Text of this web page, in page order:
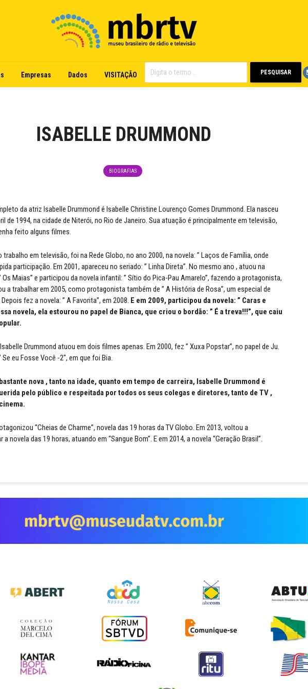
Empresas Dados VISITAÇÃO PESQUISAR
ISABELLE DRUMMOND
BIOGRAFIAS
da atriz Isabelle Drummond é Isabelle Christine Lourenço Gomes Drummond. Ela nasceu
de 1994, na cidade de Niterói, no Rio de Janeiro. Sua atuação é principalmente em televisão,
feito alguns filmes.
trabalho em televisão, foi na Rede Globo, no ano 2000, na novela: ” Laços de Família, onde
participação. Em 2001, apareceu no seriado: ” Linha Direta”. No mesmo ano , atuou na
Os Maias” e participou da novela infantil: ” Sítio do Pica-Pau Amarelo”, fazendo a protagonista,
a trabalhar em 2005, como protagonista também de ” A História de Rosa”, um especial de
fez a novela: ” A Favorita”, em 2008. E em 2009, participou da novela: ” Caras e
novela, ela estourou no papel de Bianca, que criou o bordão: ” É a treva!!!”, que caiu
Drummond atuou em dois filmes apenas. Em 2000, fez ” Xuxa Popstar”, no papel de Ju.
Se eu Fosse Você -2″, em que foi Bia.
nova , tanto na idade, quanto em tempo de carreira, Isabelle Drummond é
pelo público e respeitada por todos os seus colegas e diretores, tanto de TV ,
“Cheias de Charme”, novela das 19 horas da TV Globo. Em 2013, voltou a
a novela das 19 horas, atuando em “Sangue Bom”. E em 2014, a novela “Geração Brasil”.